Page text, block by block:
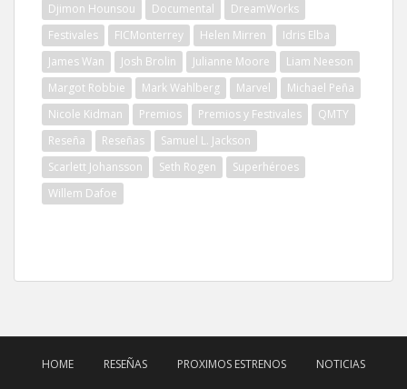
Djimon Hounsou
Documental
DreamWorks
Festivales
FICMonterrey Helen Mirren
Idris Elba
James Wan
Josh Brolin Julianne Moore
Liam Neeson
Margot Robbie
Mark Wahlberg Marvel
Michael Peña
Nicole Kidman
Premios Premios y Festivales
QMTY
Reseña
Reseñas
Samuel L. Jackson
Scarlett Johansson
Seth Rogen
Superhéroes
Willem Dafoe
HOME RESEÑAS PROXIMOS ESTRENOS NOTICIAS